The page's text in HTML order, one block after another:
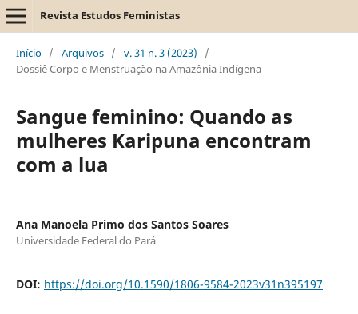
Revista Estudos Feministas
Início / Arquivos / v. 31 n. 3 (2023)
/
Dossiê Corpo e Menstruação na Amazônia Indígena
Sangue feminino: Quando as
mulheres Karipuna encontram
com a lua
Ana Manoela Primo dos Santos Soares
Universidade Federal do Pará
DOI: https://doi.org/10.1590/1806-9584-2023v31n395197